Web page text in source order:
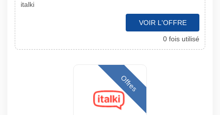
italki
VOIR L'OFFRE
0 fois utilisé
Offres